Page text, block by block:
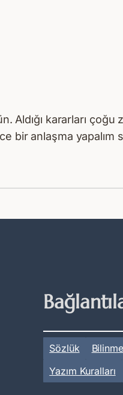
Aldığı kararları
bir anlaşma
Sözlük
Yazım Kuralları